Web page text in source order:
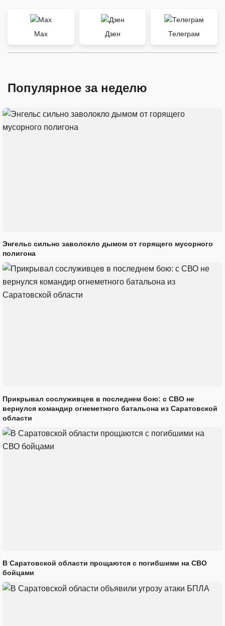
Max Дзен Телеграм
Популярное за неделю
Энгельс сильно заволокло дымом от горящего мусорного
полигона
Прикрывал сослуживцев в последнем бою: с СВО не
вернулся командир огнеметного батальона из Саратовской
области
В Саратовской области прощаются с погибшими на СВО
бойцами